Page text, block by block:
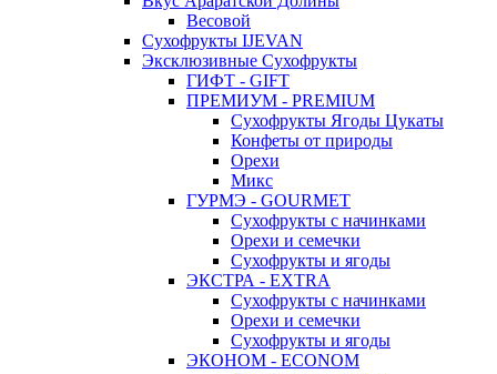
Весовой
Сухофрукты IJEVAN
Эксклюзивные Сухофрукты
ГИФТ - GIFT
ПРЕМИУМ - PREMIUM
Сухофрукты Ягоды Цукаты
Конфеты от природы
Орехи
Микс
ГУРМЭ - GOURMET
Сухофрукты с начинками
Орехи и семечки
Сухофрукты и ягоды
ЭКСТРА - EXTRA
Сухофрукты с начинками
Орехи и семечки
Сухофрукты и ягоды
ЭКОНОМ - ECONOM